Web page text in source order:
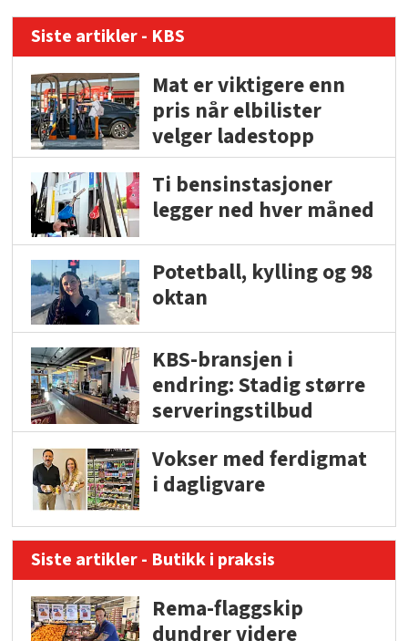
Siste artikler - KBS
Mat er viktigere enn
pris når elbilister
velger ladestopp
Ti bensinstasjoner
legger ned hver måned
Potetball, kylling og 98
oktan
KBS-bransjen i
endring: Stadig større
serveringstilbud
Vokser med ferdigmat
i dagligvare
Siste artikler - Butikk i praksis
Rema-flaggskip
dundrer videre